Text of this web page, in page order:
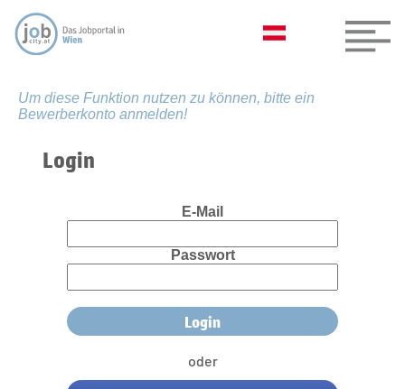
Um diese Funktion nutzen zu können, bitte ein
Bewerberkonto anmelden!
Login
E-Mail
Passwort
oder